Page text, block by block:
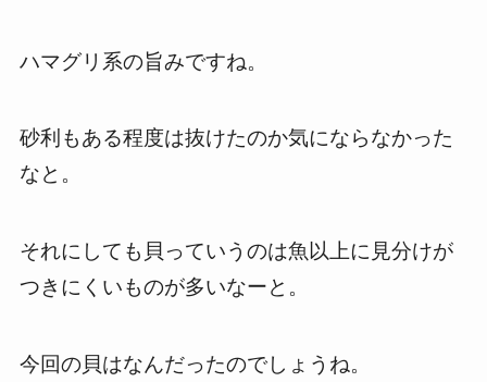
ハマグリ系の旨みですね。
砂利もある程度は抜けたのか気にならなかった
なと。
それにしても貝っていうのは魚以上に見分けが
つきにくいものが多いなーと。
今回の貝はなんだったのでしょうね。